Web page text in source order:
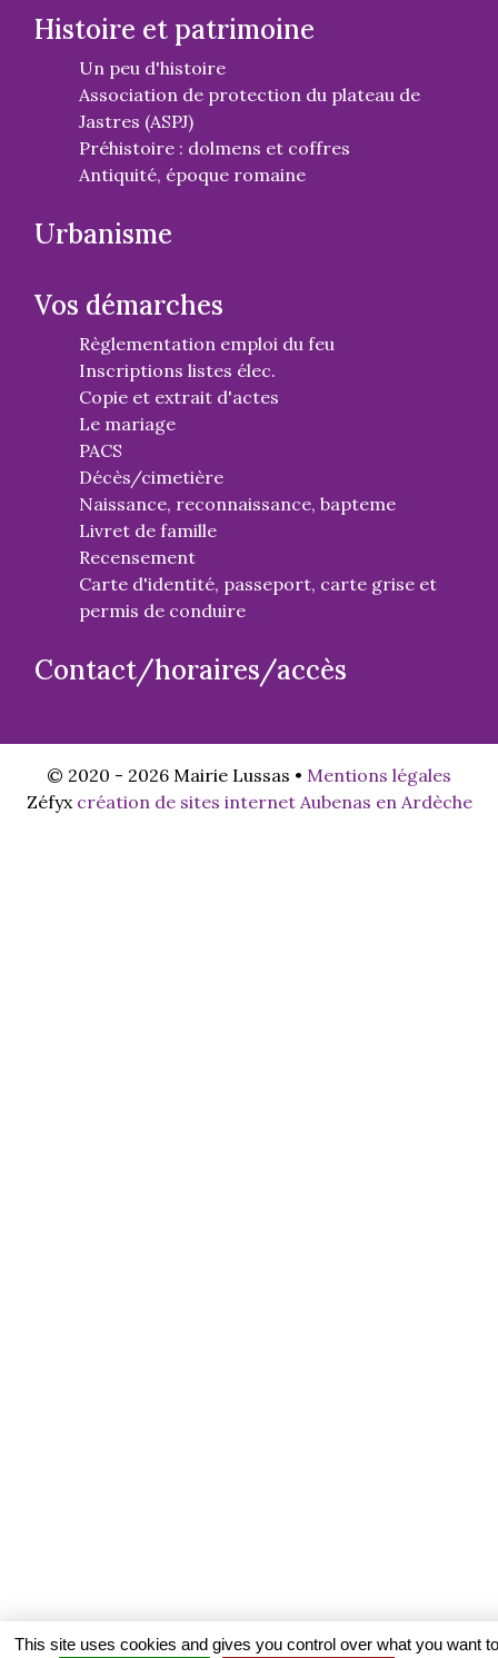
Histoire et patrimoine
Un peu d'histoire
Association de protection du plateau de
Jastres (ASPJ)
Préhistoire : dolmens et coffres
Antiquité, époque romaine
Urbanisme
Vos démarches
Règlementation emploi du feu
Inscriptions listes élec.
Copie et extrait d'actes
Le mariage
PACS
Décès/cimetière
Naissance, reconnaissance, bapteme
Livret de famille
Recensement
Carte d'identité, passeport, carte grise et
permis de conduire
Contact/horaires/accès
© 2020 - 2026 Mairie Lussas • Mentions légales
Zéfyx création de sites internet Aubenas en Ardèche
This site uses cookies and gives you control over what you want